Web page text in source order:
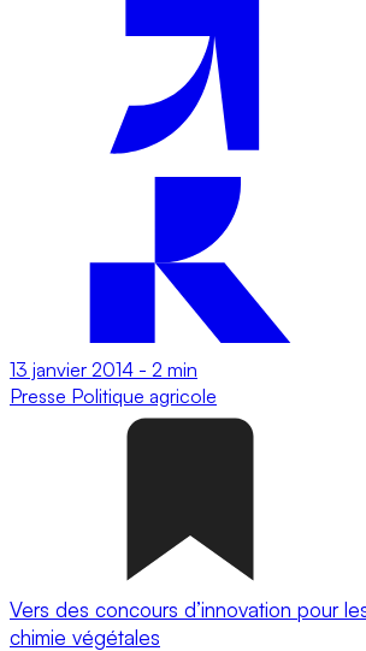
13 janvier 2014 - 2 min
Presse Politique agricole
Vers des concours d’innovation pour
chimie végétales